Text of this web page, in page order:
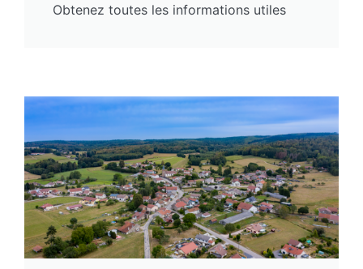
Obtenez toutes les informations utiles